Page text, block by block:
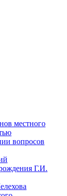
местного
вопросов
Г.И.